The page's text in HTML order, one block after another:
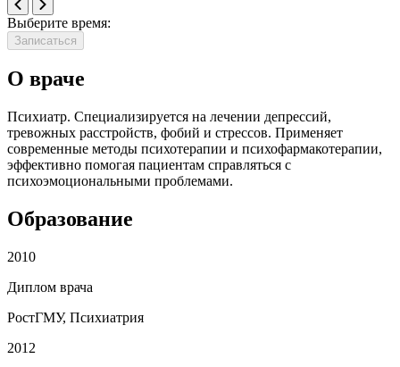
Выберите время:
Записаться
О враче
Психиатр. Специализируется на лечении депрессий,
тревожных расстройств, фобий и стрессов. Применяет
современные методы психотерапии и психофармакотерапии,
эффективно помогая пациентам справляться с
психоэмоциональными проблемами.
Образование
2010
Диплом врача
РостГМУ, Психиатрия
2012